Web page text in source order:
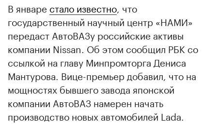
В январе стало известно, что
государственный научный центр «НАМИ»
передаст АвтоВАЗу российские активы
компании Nissan. Об этом сообщил РБК со
ссылкой на главу Минпромторга Дениса
Мантурова. Вице-премьер добавил, что на
мощностях бывшего завода японской
компании АвтоВАЗ намерен начать
производство новых автомобилей Lada.